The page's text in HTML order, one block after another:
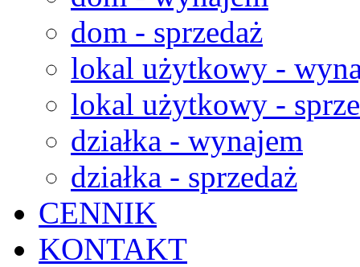
dom - sprzedaż
lokal użytkowy -
lokal użytkowy -
działka - wynajem
działka - sprzedaż
CENNIK
KONTAKT